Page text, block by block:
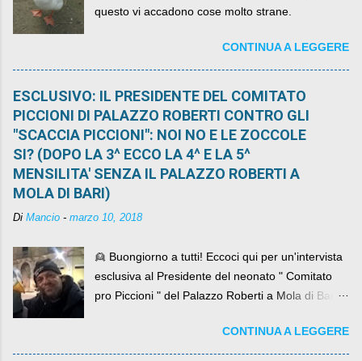
questo vi accadono cose molto strane.
CONTINUA A LEGGERE
ESCLUSIVO: IL PRESIDENTE DEL COMITATO
PICCIONI DI PALAZZO ROBERTI CONTRO GLI
"SCACCIA PICCIONI": NOI NO E LE ZOCCOLE
SI? (DOPO LA 3^ ECCO LA 4^ E LA 5^
MENSILITA' SENZA IL PALAZZO ROBERTI A
MOLA DI BARI)
Di Mancio - marzo 10, 2018
👱 Buongiorno a tutti! Eccoci qui per un'intervista
esclusiva al Presidente del neonato " Comitato
pro Piccioni " del Palazzo Roberti a Mola di Bari ,
come definirlo... signor?....CONTINUA A LEGGERE